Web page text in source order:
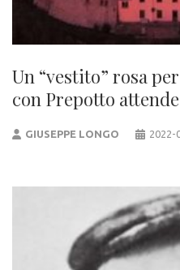
Un “vestito” rosa
con Prepotto
GIUSEPPE LONGO 2022-